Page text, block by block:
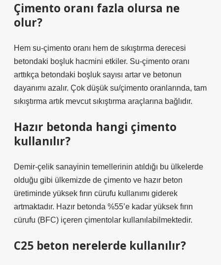
Çimento oranı fazla olursa ne
olur?
Hem su-çimento oranı hem de sıkıştırma derecesi
betondaki boşluk hacmini etkiler. Su-çimento oranı
arttıkça betondaki boşluk sayısı artar ve betonun
dayanımı azalır. Çok düşük su/çimento oranlarında, tam
sıkıştırma artık mevcut sıkıştırma araçlarına bağlıdır.
Hazır betonda hangi çimento
kullanılır?
Demir-çelik sanayinin temellerinin atıldığı bu ülkelerde
olduğu gibi ülkemizde de çimento ve hazır beton
üretiminde yüksek fırın cürufu kullanımı giderek
artmaktadır. Hazır betonda %55’e kadar yüksek fırın
cürufu (BFC) içeren çimentolar kullanılabilmektedir.
C25 beton nerelerde kullanılır?